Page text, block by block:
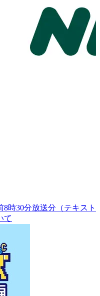
8時30分放送分（テキスト
て